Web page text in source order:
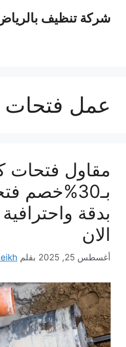
شركة تنظيف
عمل فتحات
مقاول فتحات
بـ30%خصم
بدقة
الان
أغسطس 25, 2025 بقلم